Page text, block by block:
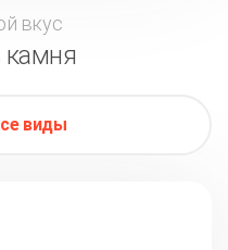
вкус
камня
виды